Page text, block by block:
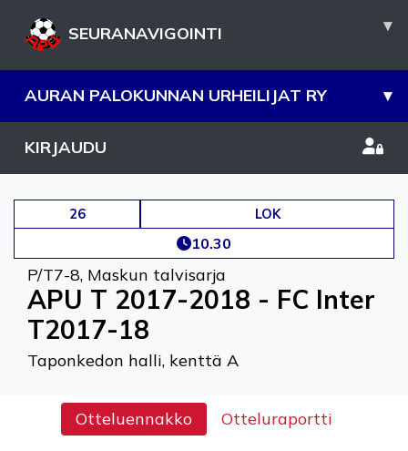
SEURANAVIGOINTI ▾
AURAN PALOKUNNAN URHEILIJAT RY ▾
KIRJAUDU
26 LOK
10.30
P/T7-8, Maskun talvisarja
APU T 2017-2018 - FC Inter
T2017-18
Taponkedon halli, kenttä A
Otteluennakko Otteluraportti